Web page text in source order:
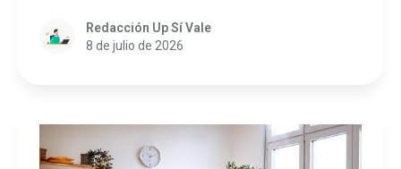
Redacción Up Sí Vale
8 de julio de 2026